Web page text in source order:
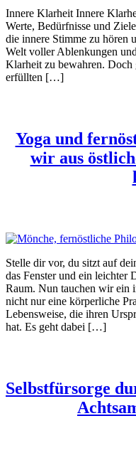
Innere Klarheit Innere
Werte, Bedürfnisse und
die innere Stimme zu hören
Welt voller Ablenkungen
Klarheit zu bewahren. Doch
erfüllten […]
Yoga und
wir aus
Stelle dir vor, du sitzt auf
das Fenster und ein leichter
Raum. Nun tauchen wir ein
nicht nur eine körperliche
Lebensweise, die ihren
hat. Es geht dabei […]
Selbstfürsorge